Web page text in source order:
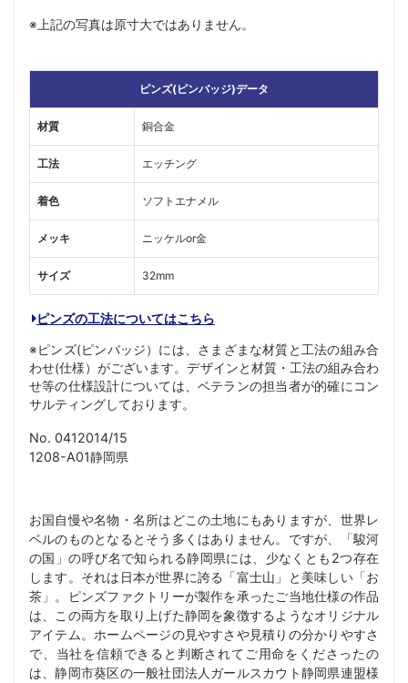
※上記の写真は原寸大ではありません。
ピンズ(ピンバッジ)データ
材質 銅合金
工法 エッチング
着色 ソフトエナメル
メッキ ニッケルor金
サイズ 32mm
ピンズの工法についてはこちら
※ピンズ(ピンバッジ）には、さまざまな材質と工法の組み合
わせ(仕様）がございます。デザインと材質・工法の組み合わ
せ等の仕様設計については、ベテランの担当者が的確にコン
サルティングしております。
No. 0412014/15
1208-A01静岡県
お国自慢や名物・名所はどこの土地にもありますが、世界レ
ベルのものとなるとそう多くはありません。ですが、「駿河
の国」の呼び名で知られる静岡県には、少なくとも2つ存在
します。それは日本が世界に誇る「富士山」と美味しい「お
茶」。ピンズファクトリーが製作を承ったご当地仕様の作品
は、この両方を取り上げた静岡を象徴するようなオリジナル
アイテム。ホームページの見やすさや見積りの分かりやすさ
で、当社を信頼できると判断されてご用命をくださったの
は、静岡市葵区の一般社団法人ガールスカウト静岡県連盟様